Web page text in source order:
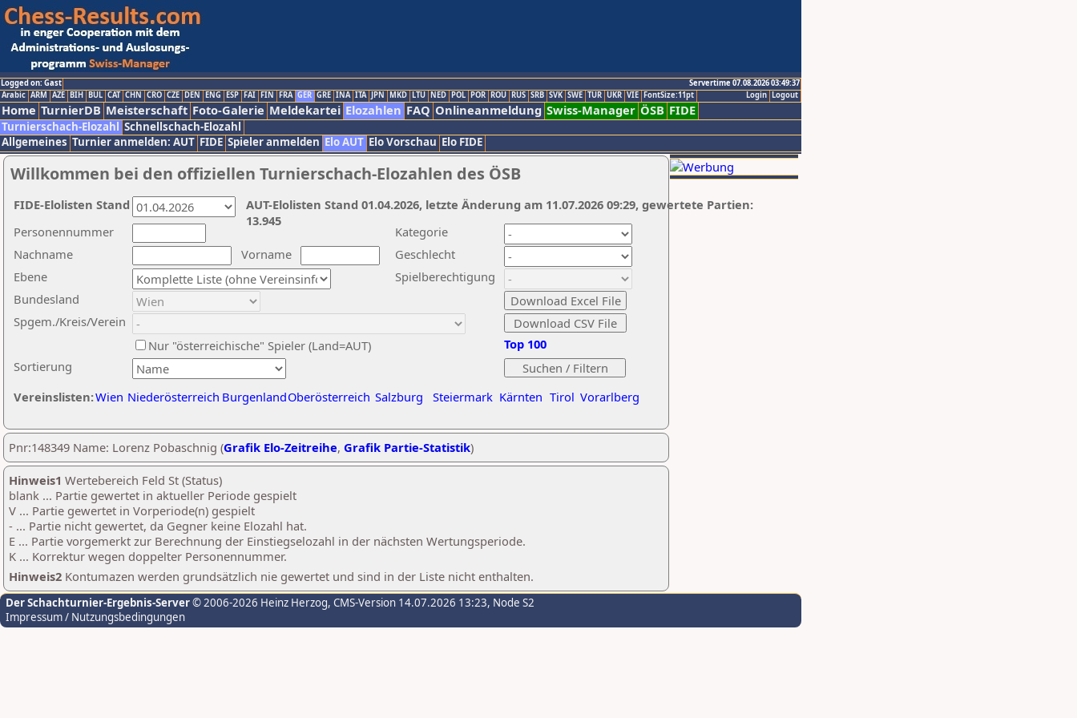
Logged on: Gast
Servertime 07.08.2026 03:49:37
Logout
Login
Arabic ARM AZE BIH BUL CAT CHN CRO CZE DEN ENG ESP FAI FIN FRA GER GRE INA ITA JPN MKD LTU NED POL POR ROU RUS SRB SVK SWE TUR UKR VIE FontSize:11pt
Home TurnierDB Meisterschaft Foto-Galerie Meldekartei Elozahlen FAQ Onlineanmeldung Swiss-Manager ÖSB FIDE
Turnierschach-Elozahl Schnellschach-Elozahl
Allgemeines Turnier anmelden: AUT FIDE Spieler anmelden Elo AUT Elo Vorschau Elo FIDE
Willkommen bei den offiziellen Turnierschach-Elozahlen des ÖSB
Nachname
Vorname
Ebene
Kategorie
Sortierung
Personennummer
Bundesland
Spgem./Kreis/Verein
Geschlecht
Nur "österreichische" Spieler (Land=AUT)
Spielberechtigung
Vereinslisten:Wien Niederösterreich BurgenlandOberösterreich Salzburg Steiermark Kärnten Tirol Vorarlberg
Top 100
AUT-Elolisten Stand 01.04.2026, letzte Änderung am 11.07.2026 09:29, gewertete Partien:
13.945
FIDE-Elolisten Stand
Pnr:148349 Name: Lorenz Pobaschnig (Grafik Elo-Zeitreihe, Grafik Partie-Statistik)
Hinweis1 Wertebereich Feld St (Status)
blank ... Partie gewertet in aktueller Periode gespielt
V ... Partie gewertet in Vorperiode(n) gespielt
- ... Partie nicht gewertet, da Gegner keine Elozahl hat.
E ... Partie vorgemerkt zur Berechnung der Einstiegselozahl in der nächsten Wertungsperiode.
K ... Korrektur wegen doppelter Personennummer.
Hinweis2 Kontumazen werden grundsätzlich nie gewertet und sind in der Liste nicht enthalten.
Der Schachturnier-Ergebnis-Server© 2006-2026 Heinz Herzog, CMS-Version 14.07.2026 13:23, Node S2
Impressum / Nutzungsbedingungen